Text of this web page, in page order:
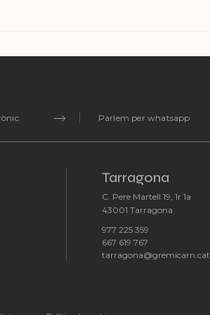
Parlem per whatsapp
Tarragona
C. Pere Martell 19, 1r 1a
-
43001 Tarragona
977 225 359
-667 619 767
-tarragona@gremicarn.cat